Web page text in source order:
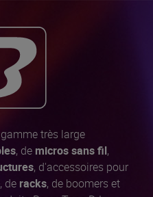
très large
, de micros sans fil,
, d'accessoires pour
de racks, de boomers et